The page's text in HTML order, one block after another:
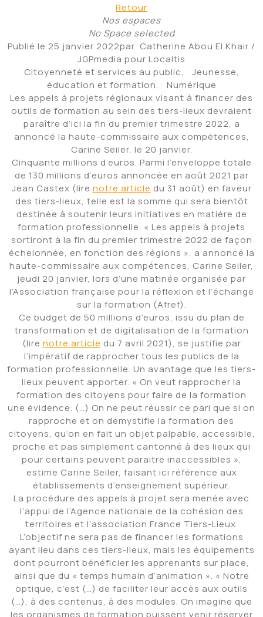
Retour
Nos espaces
No Space selected
Publié le 25 janvier 2022par Catherine Abou El Khair /
JGPmedia pour Localtis
Citoyenneté et services au public,
Jeunesse,
éducation et formation,
Numérique
Les appels à projets régionaux visant à financer des
outils de formation au sein des tiers-lieux devraient
paraître d’ici la fin du premier trimestre 2022, a
annoncé la haute-commissaire aux compétences,
Carine Seiler, le 20 janvier.
Cinquante millions d’euros. Parmi l’enveloppe totale
de 130 millions d’euros annoncée en août 2021 par
Jean Castex (lire notre article du 31 août) en faveur
des tiers-lieux, telle est la somme qui sera bientôt
destinée à soutenir leurs initiatives en matière de
formation professionnelle. « Les appels à projets
sortiront à la fin du premier trimestre 2022 de façon
échelonnée, en fonction des régions », a annoncé la
haute-commissaire aux compétences, Carine Seiler,
jeudi 20 janvier, lors d’une matinée organisée par
l’Association française pour la réflexion et l’échange
sur la formation (Afref).
Ce budget de 50 millions d’euros, issu du plan de
transformation et de digitalisation de la formation
(lire notre article du 7 avril 2021), se justifie par
l’impératif de rapprocher tous les publics de la
formation professionnelle. Un avantage que les tiers-
lieux peuvent apporter. « On veut rapprocher la
formation des citoyens pour faire de la formation
une évidence. (…) On ne peut réussir ce pari que si on
rapproche et on démystifie la formation des
citoyens, qu’on en fait un objet palpable, accessible,
proche et pas simplement cantonné à des lieux qui
pour certains peuvent paraitre inaccessibles »,
estime Carine Seiler, faisant ici référence aux
établissements d’enseignement supérieur.
La procédure des appels à projet sera menée avec
l’appui de l’Agence nationale de la cohésion des
territoires et l’association France Tiers-Lieux.
L’objectif ne sera pas de financer les formations
ayant lieu dans ces tiers-lieux, mais les équipements
dont pourront bénéficier les apprenants sur place,
ainsi que du « temps humain d’animation ». « Notre
optique, c’est (…) de faciliter leur accès aux outils
(…), à des contenus, à des modules. On imagine que
les organismes de formation puissent venir réserver